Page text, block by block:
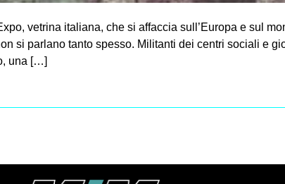
vetrina italiana, che si affaccia sull’Europa e sul
si parlano tanto spesso. Militanti dei centri sociali e
una […]